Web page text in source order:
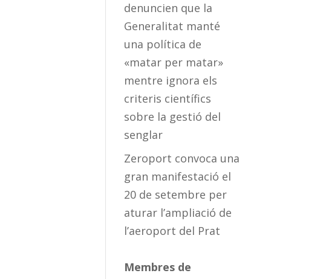
denuncien que la
Generalitat manté
una política de
«matar per matar»
mentre ignora els
criteris científics
sobre la gestió del
senglar
Zeroport convoca una
gran manifestació el
20 de setembre per
aturar l’ampliació de
l’aeroport del Prat
Membres de